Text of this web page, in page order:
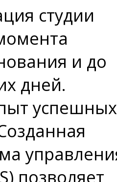
студии
и до
дней.
успешных
позволяет